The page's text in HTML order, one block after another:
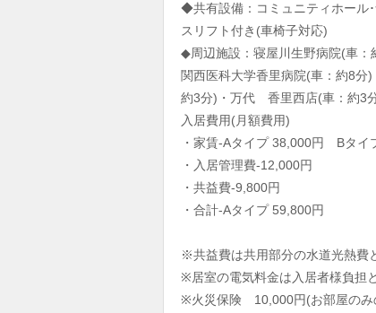
◆共有設備：コミュニティホール
スリフト付き(車椅子対応)
◆周辺施設：寝屋川生野病院(車：
関西医科大学香里病院(車：約8分
約3分)・万代 香里西店(車：約3
入居費用(月額費用)
・家賃-Aタイプ 38,000円 Bタ
・入居管理費-12,000円
・共益費-9,800円
・合計-Aタイプ 59,800円
※共益費は共用部分の水道光熱費
※居室の電気料金は入居者様負担
※火災保険 10,000円(お部屋のみ